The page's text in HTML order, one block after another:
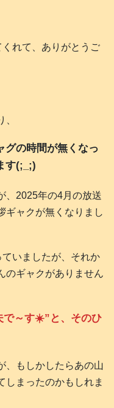
れて、ありがとうご
グの時間が無くなっ
す(;_;)
、2025年の4月の放送
ギャクが無くなりまし
ていましたが、それか
のギャクがありません
で～す☀️”と、そのひ
、もしかしたらあの山
しまったのかもしれま